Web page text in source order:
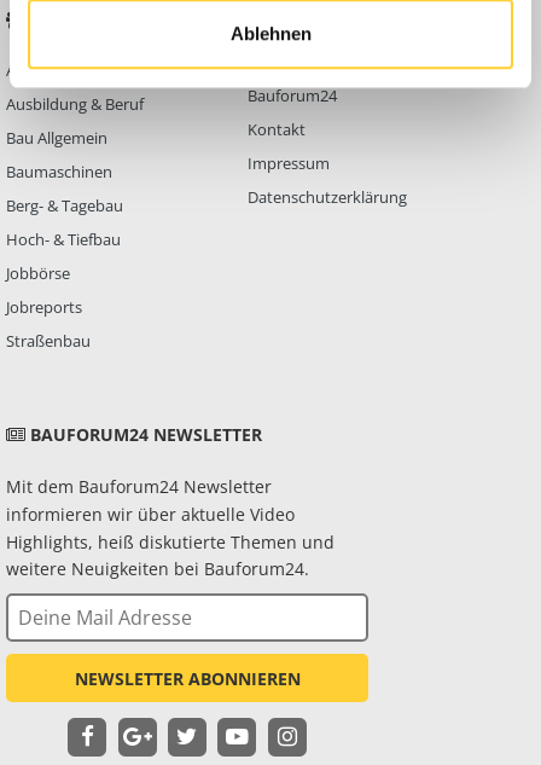
Ablehnen
Abbruch
Ausbildung & Beruf
Bau Allgemein
Baumaschinen
Berg- & Tagebau
Hoch- & Tiefbau
Jobbörse
Jobreports
Straßenbau
Werben auf
Bauforum24
Kontakt
Impressum
Datenschutzerklärung
BAUFORUM24 NEWSLETTER
Mit dem Bauforum24 Newsletter
informieren wir über aktuelle Video
Highlights, heiß diskutierte Themen und
weitere Neuigkeiten bei Bauforum24.
NEWSLETTER ABONNIEREN